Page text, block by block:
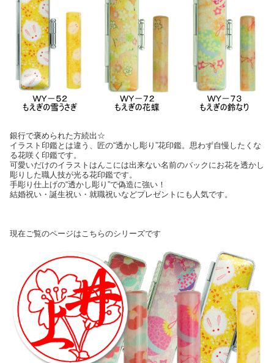
銀行で褒められた方続出☆
イラスト印鑑とは違う、匠の“透かし彫り”花印鑑。思わず自慢したくな
る花咲く印鑑です。
可愛いだけのイラストはんこには出来ない名前のバックにお花を透かし
彫りした職人技が光る花印鑑です。
手彫り仕上げの“透かし彫り”で偽造に強い！
結婚祝い・誕生祝い・就職祝いなどプレゼントにも人気です。
現在ご覧のページはこちらのシリーズです